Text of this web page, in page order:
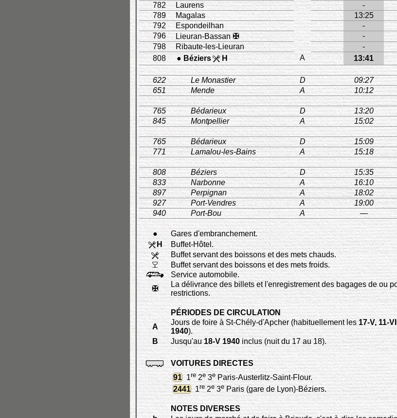
782
Laurens -
789
Magalas 13:25
792
Espondeilhan -
796
Lieuran-Bassan✠ -
798
Ribaute-les-Lieuran -
808
● Béziers H A 13:41
622 Le Monastier D 09:27
651
Mende A 10:12
765 Bédarieux D 13:20
845
Montpellier A 15:02
765 Bédarieux D 15:09
771
Lamalou-les-Bains A 15:18
808 Béziers D 15:35
833
Narbonne A 16:10
897
Perpignan A 18:02
927
Port-Vendres A 19:00
940
Port-Bou A —
●
Gares d'embranchement.
H
Buffet-Hôtel.
Buffet servant des boissons et des mets chauds.
Buffet servant des boissons et des mets froids.
Service automobile.
✠
La délivrance des billets et l'enregistrement des bagages de ou
restrictions.
PÉRIODES DE CIRCULATION
A
Jours de foire à St-Chély-d'Apcher (habituellement les 17-V, 11-
1940).
B
Jusqu'au 18-V 1940 inclus (nuit du 17 au 18).
VOITURES DIRECTES
91 1re 2e 3eParis-Austerlitz-Saint-Flour.
2441 1re2e 3e Paris (gare de Lyon)-Béziers.
NOTES DIVERSES